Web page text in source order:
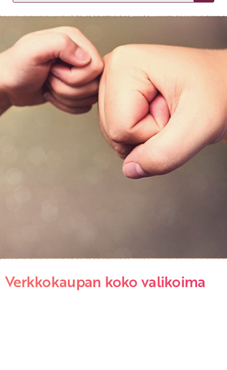
Etkö ole vielä asiakkaamme?
Luo asiakastili tästä!
Verkkokaupan koko valikoima